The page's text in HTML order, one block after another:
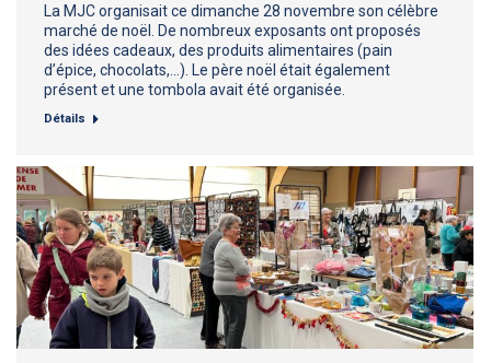
La MJC organisait ce dimanche 28 novembre son célèbre
marché de noël. De nombreux exposants ont proposés
des idées cadeaux, des produits alimentaires (pain
d’épice, chocolats,…). Le père noël était également
présent et une tombola avait été organisée.
Détails